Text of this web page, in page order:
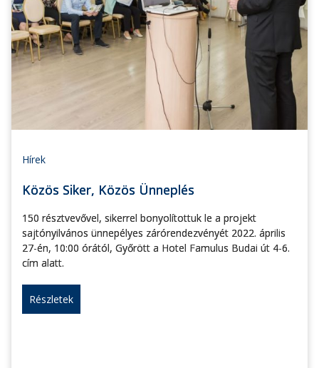
Hírek
Közös Siker, Közös Ünneplés
150 résztvevővel, sikerrel bonyolítottuk le a projekt
sajtónyilvános ünnepélyes zárórendezvényét 2022. április
27-én, 10:00 órától, Győrött a Hotel Famulus Budai út 4-6.
cím alatt.
Részletek